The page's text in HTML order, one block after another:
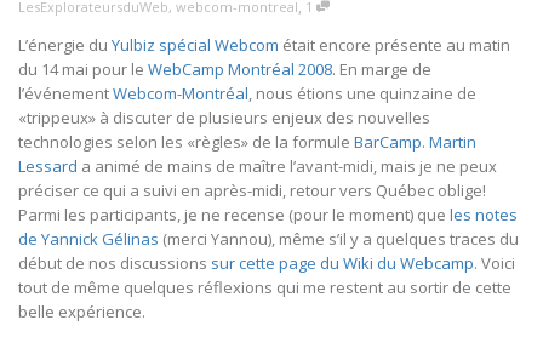
LesExplorateursduWeb, webcom-montreal, 1
L’énergie du Yulbiz spécial Webcom était encore présente au matin
du 14 mai pour le WebCamp Montréal 2008. En marge de
l’événementWebcom-Montréal, nous étions une quinzaine de
«trippeux» à discuter de plusieurs enjeux des nouvelles
technologies selon les «règles» de la formule BarCamp. Martin
Lessard a animé de mains de maître l’avant-midi, mais je ne peux
préciser ce qui a suivi en après-midi, retour vers Québec oblige!
Parmi les participants, je ne recense (pour le moment) que les notes
de Yannick Gélinas (merci Yannou), même s’il y a quelques traces du
début de nos discussions sur cette page du Wiki du Webcamp. Voici
tout de même quelques réflexions qui me restent au sortir de cette
belle expérience.